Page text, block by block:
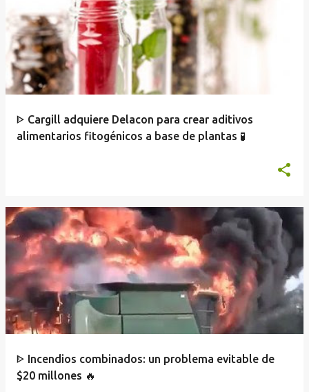
ᐈ Cargill adquiere Delacon para crear aditivos
alimentarios fitogénicos a base de plantas 🧪
ᐈ Incendios combinados: un problema evitable de
$20 millones 🔥